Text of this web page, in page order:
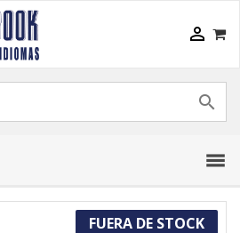


FUERA DE STOCK